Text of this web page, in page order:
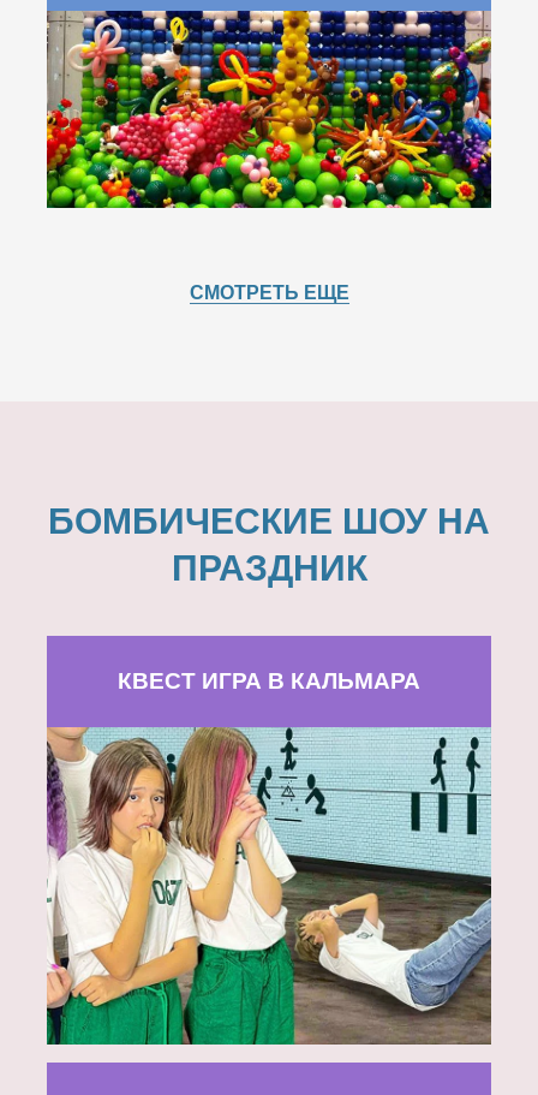
СМОТРЕТЬ ЕЩЕ
БОМБИЧЕСКИЕ ШОУ НА
ПРАЗДНИК
КВЕСТ ИГРА В КАЛЬМАРА